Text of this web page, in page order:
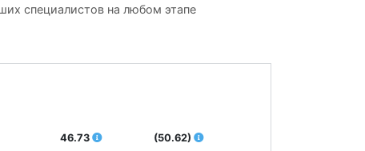
специалистов на любом этапе
46.73 (50.62)